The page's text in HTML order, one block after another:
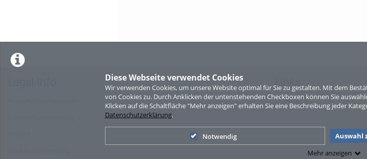
Diese Webseite verwendet Cookies
Wir verwenden Cookies, um unsere Website optimal für Sie zu gestalten. Mit dem
von Cookies zu. Durch Anklicken der untenstehenden Checkboxen können Sie
Klicken auf die Schaltfläche "Mehr anzeigen" erhalten Sie eine Beschreibung jeder
Datenschutzerklärung.
Notwendig Auswahl
Mehr anzeigen
Links
Sitemap